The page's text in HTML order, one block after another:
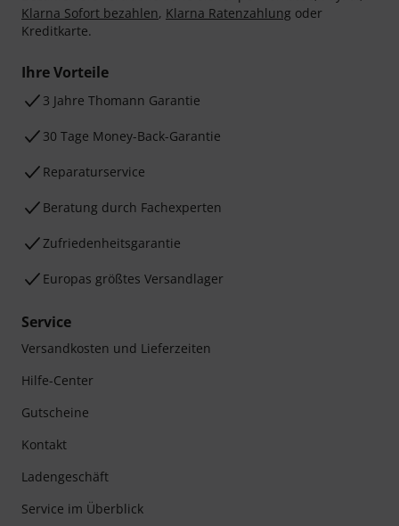
Klarna Sofort bezahlen, Klarna Ratenzahlung oder
Kreditkarte.
Ihre Vorteile
3 Jahre Thomann Garantie
30 Tage Money-Back-Garantie
Reparaturservice
Beratung durch Fachexperten
Zufriedenheitsgarantie
Europas größtes Versandlager
Service
Versandkosten und Lieferzeiten
Hilfe-Center
Gutscheine
Kontakt
Ladengeschäft
Service im Überblick